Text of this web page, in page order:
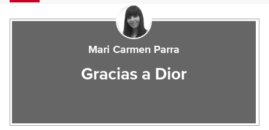
Mari Carmen Parra
Gracias a Dior